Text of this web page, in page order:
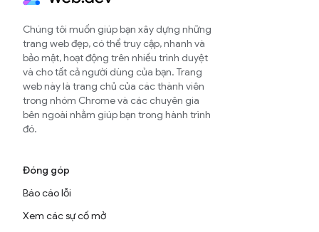
Chúng tôi muốn giúp bạn xây dựng những
trang web đẹp, có thể truy cập, nhanh và
bảo mật, hoạt động trên nhiều trình duyệt
và cho tất cả người dùng của bạn. Trang
web này là trang chủ của các thành viên
trong nhóm Chrome và các chuyên gia
bên ngoài nhằm giúp bạn trong hành trình
đó.
Đóng góp
Báo cáo lỗi
Xem các sự cố mở